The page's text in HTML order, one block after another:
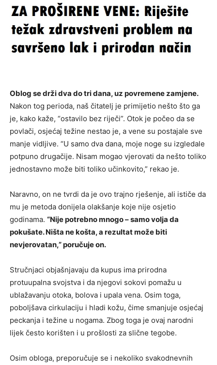
Oblog se drži dva do tri dana, uz povremene zamjene.
Nakon tog perioda, naš čitatelj je primijetio nešto što ga
je, kako kaže, “ostavilo bez riječi”. Otok je počeo da se
povlači, osjećaj težine nestao je, a vene su postajale sve
manje vidljive. “U samo dva dana, moje noge su izgledale
potpuno drugačije. Nisam mogao vjerovati da nešto toliko
jednostavno može biti toliko učinkovito,” rekao je.
Naravno, on ne tvrdi da je ovo trajno rješenje, ali ističe da
mu je metoda donijela olakšanje koje nije osjetio
godinama. “Nije potrebno mnogo – samo volja da
pokušate. Ništa ne košta, a rezultat može biti
nevjerovatan,” poručuje on.
Stručnjaci objašnjavaju da kupus ima prirodna
protuupalna svojstva i da njegovi sokovi pomažu u
ublažavanju otoka, bolova i upala vena. Osim toga,
poboljšava cirkulaciju i hladi kožu, čime smanjuje osjećaj
peckanja i težine u nogama. Zbog toga je ovaj narodni
lijek često korišten i u prošlosti za slične tegobe.
Osim obloga, preporučuje se i nekoliko svakodnevnih